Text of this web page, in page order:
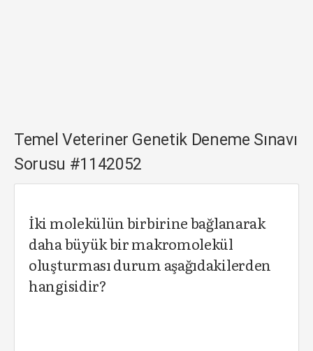
Temel Veteriner Genetik Deneme Sınavı
Sorusu #1142052
İki molekülün birbirine bağlanarak
daha büyük bir makromolekül
oluşturması durum aşağıdakilerden
hangisidir?